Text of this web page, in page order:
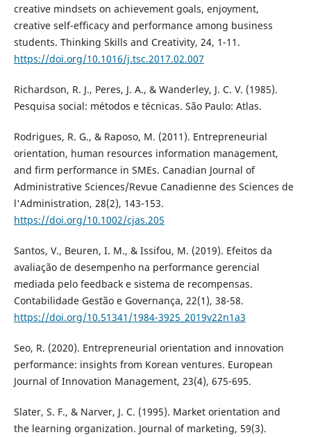
creative mindsets on achievement goals, enjoyment,
creative self-efficacy and performance among business
students. Thinking Skills and Creativity, 24, 1-11.
https://doi.org/10.1016/j.tsc.2017.02.007
Richardson, R. J., Peres, J. A., & Wanderley, J. C. V. (1985).
Pesquisa social: métodos e técnicas. São Paulo: Atlas.
Rodrigues, R. G., & Raposo, M. (2011). Entrepreneurial
orientation, human resources information management,
and firm performance in SMEs. Canadian Journal of
Administrative Sciences/Revue Canadienne des Sciences de
l'Administration, 28(2), 143-153.
https://doi.org/10.1002/cjas.205
Santos, V., Beuren, I. M., & Issifou, M. (2019). Efeitos da
avaliação de desempenho na performance gerencial
mediada pelo feedback e sistema de recompensas.
Contabilidade Gestão e Governança, 22(1), 38-58.
https://doi.org/10.51341/1984-3925_2019v22n1a3
Seo, R. (2020). Entrepreneurial orientation and innovation
performance: insights from Korean ventures. European
Journal of Innovation Management, 23(4), 675-695.
Slater, S. F., & Narver, J. C. (1995). Market orientation and
the learning organization. Journal of marketing, 59(3).